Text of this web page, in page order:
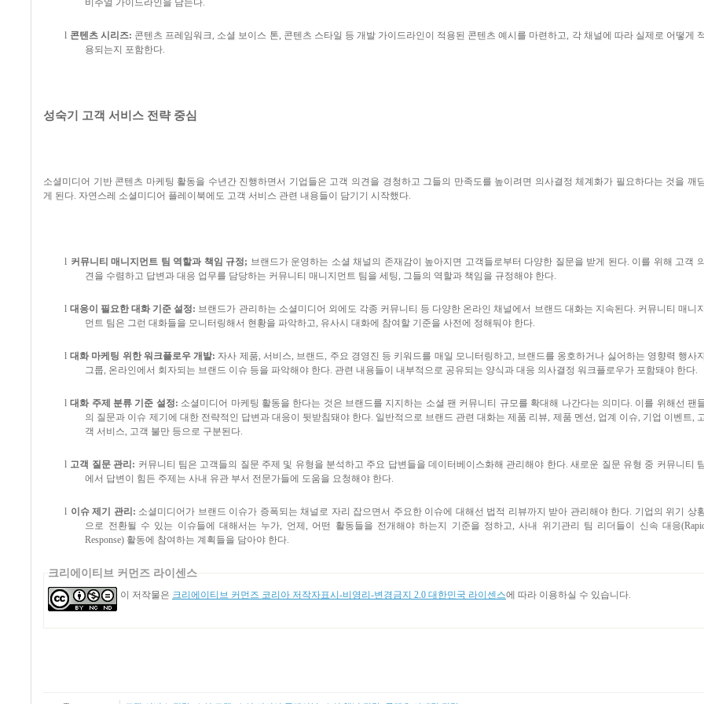
비주얼 가이드라인을 담는다.
l 콘텐츠 시리즈: 콘텐츠 프레임워크, 소셜 보이스 톤, 콘텐츠 스타일 등 개발 가이드라인이 적용된 콘텐츠 예시를 마련하고, 각 채널에 따라 실제로 어떻게 적
용되는지 포함한다.
성숙기 고객 서비스 전략 중심
소셜미디어 기반 콘텐츠 마케팅 활동을 수년간 진행하면서 기업들은 고객 의견을 경청하고 그들의 만족도를 높이려면 의사결정 체계화가 필요하다는 것을 깨
게 된다. 자연스레 소셜미디어 플레이북에도 고객 서비스 관련 내용들이 담기기 시작했다.
l 커뮤니티 매니지먼트 팀 역할과 책임 규정; 브랜드가 운영하는 소셜 채널의 존재감이 높아지면 고객들로부터 다양한 질문을 받게 된다. 이를 위해 고객 의
견을 수렴하고 답변과 대응 업무를 담당하는 커뮤니티 매니지먼트 팀을 세팅, 그들의 역할과 책임을 규정해야 한다.
l 대응이 필요한 대화 기준 설정: 브랜드가 관리하는 소셜미디어 외에도 각종 커뮤니티 등 다양한 온라인 채널에서 브랜드 대화는 지속된다. 커뮤니티 매니지
먼트 팀은 그런 대화들을 모니터링해서 현황을 파악하고, 유사시 대화에 참여할 기준을 사전에 정해둬야 한다.
l 대화 마케팅 위한 워크플로우 개발: 자사 제품, 서비스, 브랜드, 주요 경영진 등 키워드를 매일 모니터링하고, 브랜드를 옹호하거나 싫어하는 영향력 행사
그룹, 온라인에서 회자되는 브랜드 이슈 등을 파악해야 한다. 관련 내용들이 내부적으로 공유되는 양식과 대응 의사결정 워크플로우가 포함돼야 한다.
l 대화 주제 분류 기준 설정: 소셜미디어 마케팅 활동을 한다는 것은 브랜드를 지지하는 소셜 팬 커뮤니티 규모를 확대해 나간다는 의미다. 이를 위해선 팬
의 질문과 이슈 제기에 대한 전략적인 답변과 대응이 뒷받침돼야 한다. 일반적으로 브랜드 관련 대화는 제품 리뷰, 제품 멘션, 업계 이슈, 기업 이벤트,
객 서비스, 고객 불만 등으로 구분된다.
l 고객 질문 관리 : 커뮤니티 팀은 고객들의 질문 주제 및 유형을 분석하고 주요 답변들을 데이터베이스화해 관리해야 한다.새로운 질문 유형 중 커뮤니티 팀
에서 답변이 힘든 주제는 사내 유관 부서 전문가들에 도움을 요청해야 한다.
l 이슈 제기 관리 : 소셜미디어가 브랜드 이슈가 증폭되는 채널로 자리 잡으면서 주요한 이슈에 대해선 법적 리뷰까지 받아 관리해야 한다. 기업의 위기 상
으로 전환될 수 있는 이슈들에 대해서는 누가, 언제 , 어떤 활동들을 전개해야 하는지 기준을 정하고, 사내 위기관리 팀 리더들이 신속 대응
Response) 활동에 참여하는 계획들을 담아야 한다.
크리에이티브 커먼즈 라이센스
이 저작물은 크리에이티브 커먼즈 코리아 저작자표시-비영리-변경금지 2.0 대한민국 라이센스에 따라 이용하실 수 있습니다.